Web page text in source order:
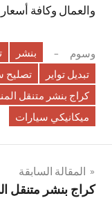
والعمال وكافة
وسوم بنشر
تبديل تواير
تصليح
كراج بنشر متنقل
ميكانيكي سيارات
تصفّح
المقالة السابقة